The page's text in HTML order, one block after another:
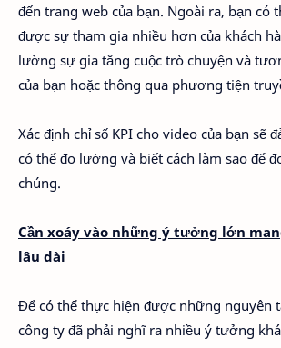
đến trang web của bạn. Ngoài ra, bạn có
được sự tham gia nhiều hơn của khách
lường sự gia tăng cuộc trò chuyện và
của bạn hoặc thông qua phương tiện
Xác định chỉ số KPI cho video của bạn sẽ
có thể đo lường và biết cách làm sao để
chúng.
Cần xoáy vào những ý tưởng lớn
lâu dài
Để có thể thực hiện được những nguyên
công ty đã phải nghĩ ra nhiều ý tưởng